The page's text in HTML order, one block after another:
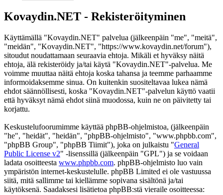
Kovaydin.NET - Rekisteröityminen
Käyttämällä "Kovaydin.NET" palvelua (jälkeenpäin "me", "meitä",
"meidän", "Kovaydin.NET", "https://www.kovaydin.net/forum"),
sitoudut noudattamaan seuraavia ehtoja. Mikäli et hyväksy näitä
ehtoja, älä rekisteröidy ja/tai käytä "Kovaydin.NET"-palvelua. Me
voimme muuttaa näitä ehtoja koska tahansa ja teemme parhaamme
informoidaksemme sinua. On kuitenkin suositeltavaa lukea nämä
ehdot säännöllisesti, koska "Kovaydin.NET"-palvelun käyttö vaatii
että hyväksyt nämä ehdot siinä muodossa, kuin ne on päivitetty tai
korjattu.
Keskustelufoorumimme käyttää phpBB-ohjelmistoa, (jälkeenpäin
"he", "heidät", "heidän", "phpBB-ohjelmisto", "www.phpbb.com",
"phpBB Group", "phpBB Tiimit"), joka on julkaistu "General
Public License v2" -lisenssillä (jälkeenpäin "GPL") ja se voidaan
ladata osoitteesta www.phpbb.com. phpBB-ohjelmisto luo vain
ympäristön internet-keskustelulle. phpBB Limited ei ole vastuussa
siitä, mitä sallimme tai kiellämme sopivana sisältönä ja/tai
käytöksenä. Saadaksesi lisätietoa phpBB:stä vieraile osoitteessa: